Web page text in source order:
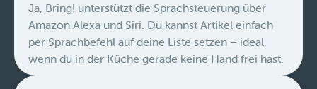
Ja, Bring! unterstützt die Sprachsteuerung über
Amazon Alexa und Siri. Du kannst Artikel einfach
per Sprachbefehl auf deine Liste setzen – ideal,
wenn du in der Küche gerade keine Hand frei hast.